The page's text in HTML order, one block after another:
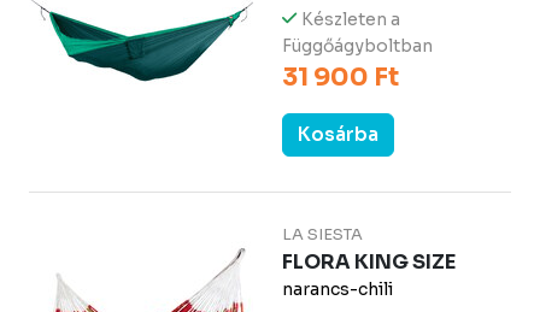
Készleten a
Függőágyboltban
31 900 Ft
Kosárba
LA SIESTA
FLORA KING SIZE
narancs-chili